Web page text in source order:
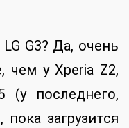
G3? Да, очень
чем у Xperia Z2,
(у последнего,
загрузится